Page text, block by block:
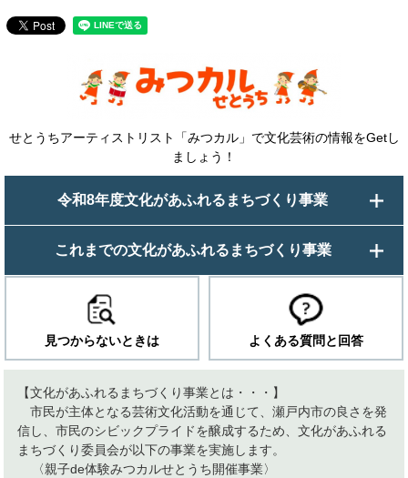
せとうちアーティストリスト「みつカル」で文化芸術の情報をGetし
ましょう！
令和8年度文化があふれるまちづくり事業
これまでの文化があふれるまちづくり事業
見つからないときは よくある質問と回答
【文化があふれるまちづくり事業とは・・・】
市民が主体となる芸術文化活動を通じて、瀬戸内市の良さを発
信し、市民のシビックプライドを醸成するため、文化があふれる
まちづくり委員会が以下の事業を実施します。
〈親子de体験みつカルせとうち開催事業〉